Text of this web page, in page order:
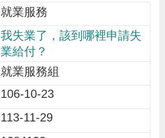
就業服務
我失業了，該到哪裡申請失
業給付？
就業服務組
106-10-23
113-11-29